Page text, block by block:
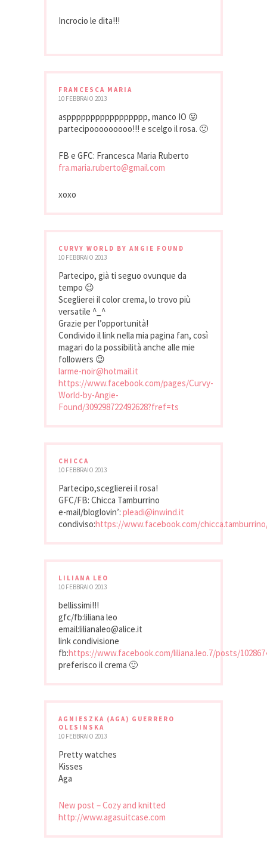
Incrocio le dita!!!
FRANCESCA MARIA
10 FEBBRAIO 2013
asppppppppppppppppp, manco IO 😛
partecipooooooooo!!! e scelgo il rosa. 🙂
FB e GFC: Francesca Maria Ruberto
fra.maria.ruberto@gmail.com
xoxo
CURVY WORLD BY ANGIE FOUND
10 FEBBRAIO 2013
Partecipo, già ti seguo ovunque da
tempo 😉
Sceglierei il color crema, lo trovo più
versatile ^_^
Grazie per l’opportunità!
Condivido il link nella mia pagina fan, così
magari do la possibilità anche alle mie
followers 😉
larme-noir@hotmail.it
https://www.facebook.com/pages/Curvy-
World-by-Angie-
Found/309298722492628?fref=ts
CHICCA
10 FEBBRAIO 2013
Partecipo,sceglierei il rosa!
GFC/FB: Chicca Tamburrino
e-mail/bloglovin’: pleadi@inwind.it
condiviso:https://www.facebook.com/
LILIANA LEO
10 FEBBRAIO 2013
bellissimi!!!
gfc/fb:liliana leo
email:lilianaleo@alice.it
link condivisione
fb:https://www.facebook.com/liliana.leo.7/posts/
preferisco il crema 🙂
AGNIESZKA (AGA) GUERRERO
OLESINSKA
10 FEBBRAIO 2013
Pretty watches
Kisses
Aga
New post – Cozy and knitted
http://www.agasuitcase.com